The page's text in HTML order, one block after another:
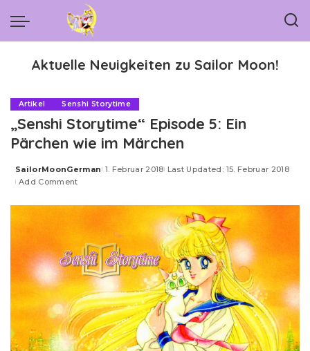
Aktuelle Neuigkeiten zu Sailor Moon!
Artikel Senshi Storytime
„Senshi Storytime“ Episode 5: Ein
Pärchen wie im Märchen
Posted
by
SailorMoonGerman 1. Februar 2018 Last Updated: 15. Februar 2018
Add Comment